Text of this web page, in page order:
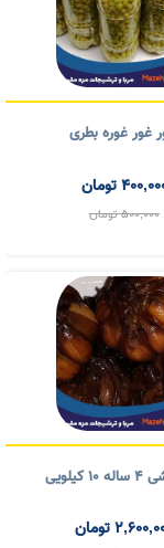
تومان
تومان
تومان
تومان